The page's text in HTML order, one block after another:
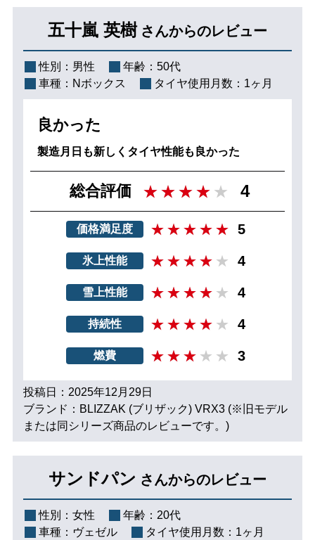
五十嵐 英樹 さんからのレビュー
性別： 男性 年齢： 50代
車種： Nボックス タイヤ使用月数： 1ヶ月
良かった
製造月日も新しくタイヤ性能も良かった
総合評価 4
価格満足度 5
氷上性能 4
雪上性能 4
持続性 4
燃費 3
投稿日：2025年12月29日
ブランド：BLIZZAK (ブリザック) VRX3 (※旧モデル
または同シリーズ商品のレビューです。)
サンドパン さんからのレビュー
性別： 女性 年齢： 20代
車種： ヴェゼル タイヤ使用月数： 1ヶ月